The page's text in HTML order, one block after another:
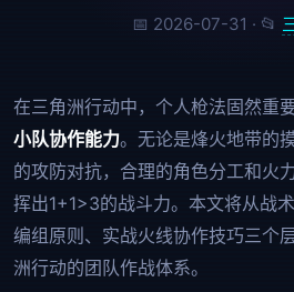
📅 2026-07-31 · 📂
在三角洲行动中，个人枪法固然重
小队协作能力。无论是烽火地带的
的攻防对抗，合理的角色分工和火
挥出1+1>3的战斗力。本文将从战
编组原则、实战火线协作技巧三个
洲行动的团队作战体系。